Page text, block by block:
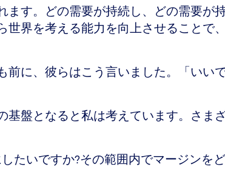
す。どの需要が持続し、どの需要が
界を考える能力を向上させることで
に、彼らはこう言いました。「いい
盤となると私は考えています。さま
たいですか?その範囲内でマージンを